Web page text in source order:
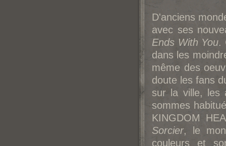
D'anciens
avec ses
Ends With You.
dans les
même des
doute les fans
sur la ville, les
sommes
KINGDOM
Sorcier, le
couleurs et